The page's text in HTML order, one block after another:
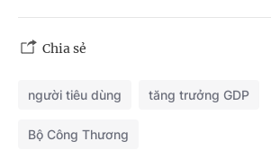
Chia sẻ
người tiêu dùng tăng trưởng GDP
Bộ Công Thương